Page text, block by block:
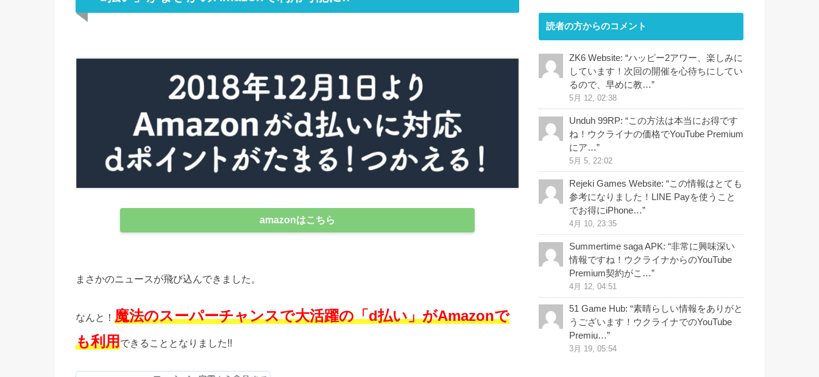
amazonはこちら
まさかのニュースが飛び込んできました。
なんと！ 魔法のスーパーチャンスで大活躍の「d払い」がAmazonで
も利用できることとなりました!!
読者の方からのコメント
ZK6 Website: “ハッピー2アワー、楽しみに
しています！次回の開催を心待ちにしてい
るので、早めに教…”
5月 12, 02:38
Unduh 99RP: “この方法は本当にお得です
ね！ウクライナの価格でYouTube Premium
にア…”
5月 5, 22:02
Rejeki Games Website: “この情報はとても
参考になりました！LINE Payを使うこと
でお得にiPhone…”
4月 10, 23:35
Summertime saga APK: “非常に興味深い
情報ですね！ウクライナからのYouTube
Premium契約がこ…”
4月 12, 04:51
51 Game Hub: “素晴らしい情報をありがと
うございます！ウクライナでのYouTube
Premiu…”
3月 19, 05:54